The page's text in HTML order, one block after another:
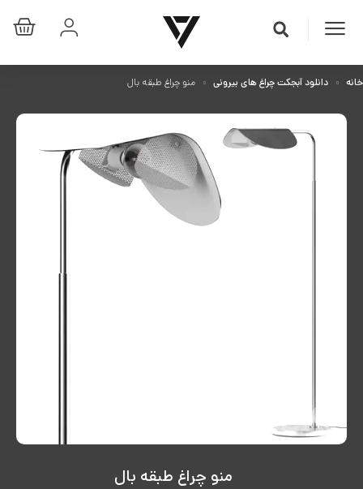
خانه دانلود آبجکت چراغ های بیرونی منو چراغ طبقه بال
منو چراغ طبقه بال